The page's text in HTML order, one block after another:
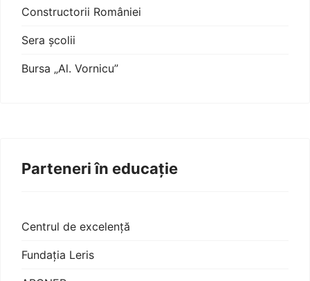
Constructorii României
Sera școlii
Bursa „Al. Vornicu”
Parteneri în educație
Centrul de excelență
Fundația Leris